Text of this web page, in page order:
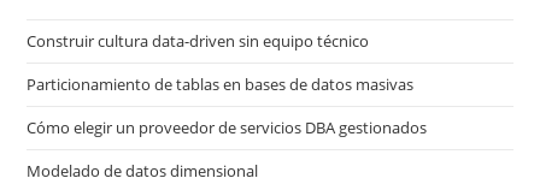
Construir cultura data-driven sin equipo técnico
Particionamiento de tablas en bases de datos masivas
Cómo elegir un proveedor de servicios DBA gestionados
Modelado de datos dimensional